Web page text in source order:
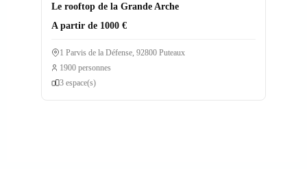
Le rooftop de la Grande Arche
A partir de 1000 €
1 Parvis de la Défense, 92800 Puteaux
1900 personnes
3 espace(s)